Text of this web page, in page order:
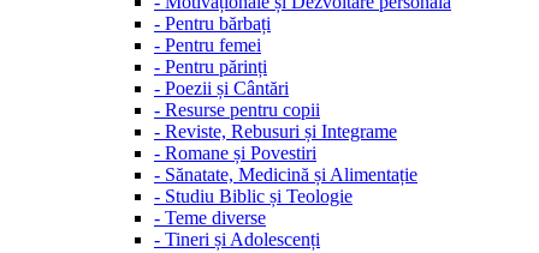
- Pentru bărbați
- Pentru femei
- Pentru părinți
- Poezii și Cântări
- Resurse pentru copii
- Reviste, Rebusuri și Integrame
- Romane și Povestiri
- Sănatate, Medicină și Alimentație
- Studiu Biblic și Teologie
- Teme diverse
- Tineri și Adolescenți